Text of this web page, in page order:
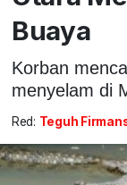
Buaya
Korban
menyelam di
Red: Teguh